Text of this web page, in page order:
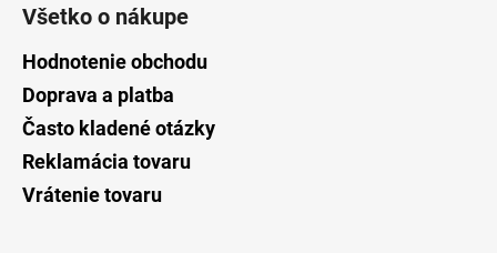
Všetko o nákupe
Hodnotenie obchodu
Doprava a platba
Často kladené otázky
Reklamácia tovaru
Vrátenie tovaru